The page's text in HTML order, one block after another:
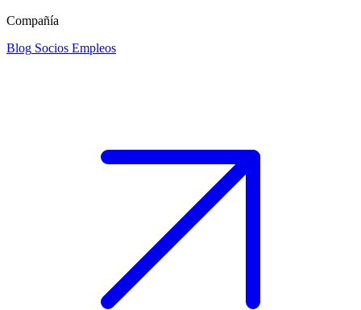
Compañía
Blog Socios Empleos